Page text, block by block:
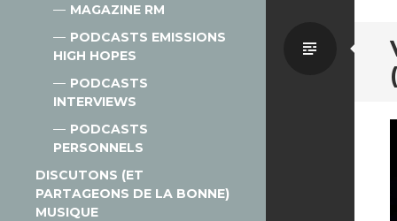
MAGAZINE RM
PODCASTS EMISSIONS
HIGH HOPES
PODCASTS
INTERVIEWS
PODCASTS
PERSONNELS
DISCUTONS (ET
PARTAGEONS DE LA BONNE)
MUSIQUE
Par